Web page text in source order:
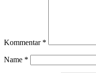
Kommentar *
Name *